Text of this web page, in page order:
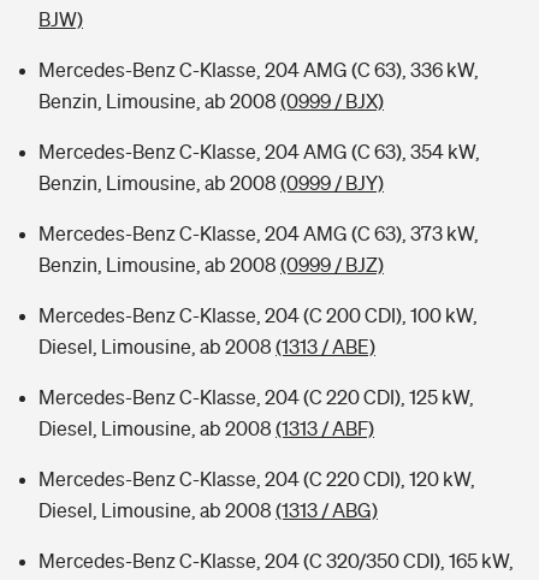
BJW)
Mercedes-Benz C-Klasse, 204 AMG (C 63), 336 kW,
Benzin, Limousine, ab 2008 (0999 / BJX)
Mercedes-Benz C-Klasse, 204 AMG (C 63), 354 kW,
Benzin, Limousine, ab 2008 (0999 / BJY)
Mercedes-Benz C-Klasse, 204 AMG (C 63), 373 kW,
Benzin, Limousine, ab 2008 (0999 / BJZ)
Mercedes-Benz C-Klasse, 204 (C 200 CDI), 100 kW,
Diesel, Limousine, ab 2008 (1313 / ABE)
Mercedes-Benz C-Klasse, 204 (C 220 CDI), 125 kW,
Diesel, Limousine, ab 2008 (1313 / ABF)
Mercedes-Benz C-Klasse, 204 (C 220 CDI), 120 kW,
Diesel, Limousine, ab 2008 (1313 / ABG)
Mercedes-Benz C-Klasse, 204 (C 320/350 CDI), 165 kW,